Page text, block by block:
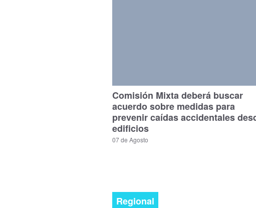
Comisión Mixta deberá buscar
acuerdo sobre medidas para
prevenir caídas accidentales
edificios
07 de Agosto
Regional